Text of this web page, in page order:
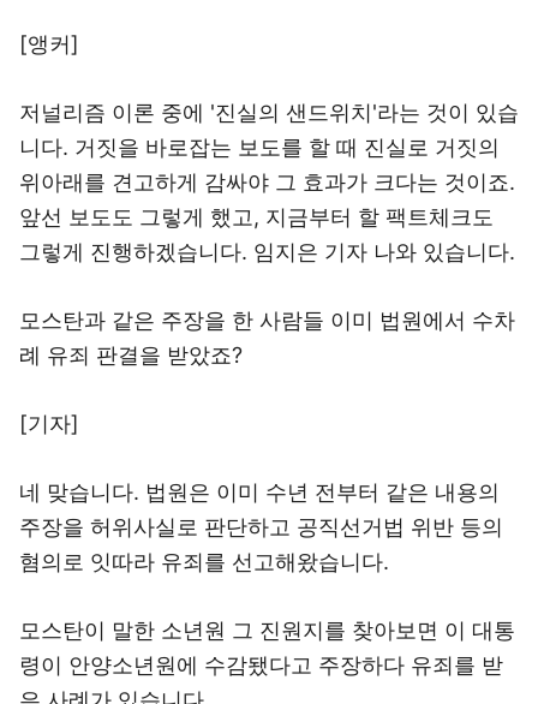
[앵커]
저널리즘 이론 중에 '진실의 샌드위치'라는 것이 있습
니다. 거짓을 바로잡는 보도를 할 때 진실로 거짓의
위아래를 견고하게 감싸야 그 효과가 크다는 것이죠.
앞선 보도도 그렇게 했고, 지금부터 할 팩트체크도
그렇게 진행하겠습니다. 임지은 기자 나와 있습니다.
모스탄과 같은 주장을 한 사람들 이미 법원에서 수차
례 유죄 판결을 받았죠?
[기자]
네 맞습니다. 법원은 이미 수년 전부터 같은 내용의
주장을 허위사실로 판단하고 공직선거법 위반 등의
혐의로 잇따라 유죄를 선고해왔습니다.
모스탄이 말한 소년원 그 진원지를 찾아보면 이 대통
령이 안양소년원에 수감됐다고 주장하다 유죄를 받